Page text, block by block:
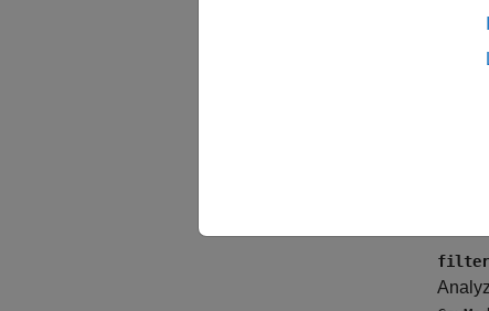
Enter